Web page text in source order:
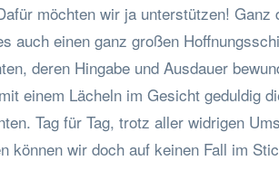
möchten wir ja unterstützen! Ganz
auch einen ganz großen
deren Hingabe und Ausdauer
einem Lächeln im Gesicht geduldig
Tag für Tag, trotz aller widrigen
können wir doch auf keinen Fall im